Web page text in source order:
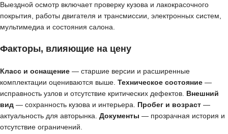
Выездной осмотр включает проверку кузова и лакокрасочного
покрытия, работы двигателя и трансмиссии, электронных систем,
мультимедиа и состояния салона.
Факторы, влияющие на цену
Класс и оснащение — старшие версии и расширенные
комплектации оцениваются выше. Техническое состояние —
исправность узлов и отсутствие критических дефектов. Внешний
вид — сохранность кузова и интерьера. Пробег и возраст —
актуальность для авторынка. Документы — прозрачная история и
отсутствие ограничений.